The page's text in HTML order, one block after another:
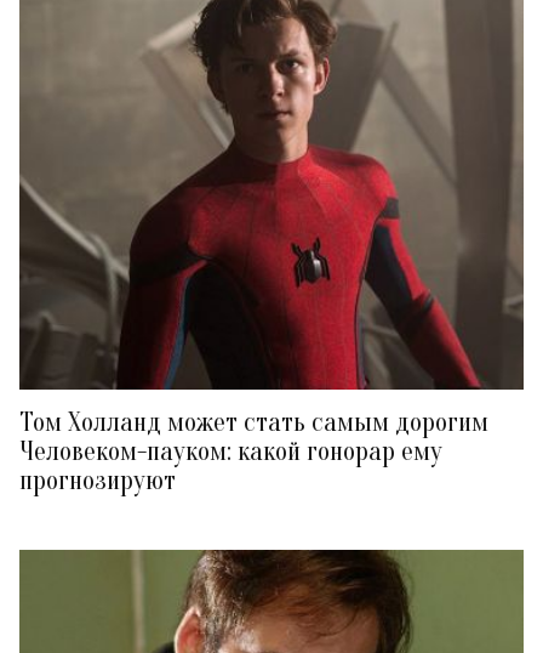
Том Холланд может стать самым дорогим
Человеком-пауком: какой гонорар ему
прогнозируют